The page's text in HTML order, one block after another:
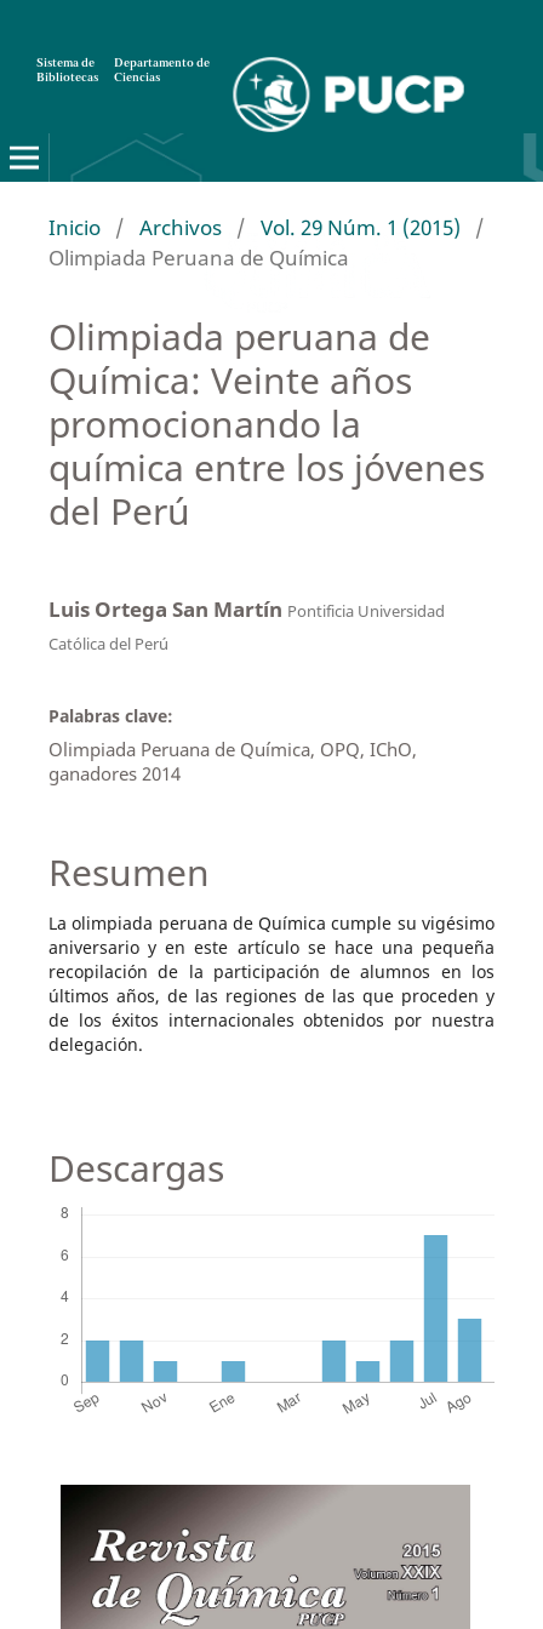
Sistema de
Bibliotecas
Departamento de
Ciencias
Inicio / Archivos / Vol. 29 Núm. 1 (2015)
/
Olimpiada Peruana de Química
Olimpiada peruana de
Química: Veinte años
promocionando la
química entre los jóvenes
del Perú
Luis Ortega San Martín Pontificia Universidad
Católica del Perú
Palabras clave:
Olimpiada Peruana de Química, OPQ, IChO,
ganadores 2014
Resumen
La olimpiada peruana de Química cumple su vigésimo
aniversario y en este artículo se hace una pequeña
recopilación de la participación de alumnos en los
últimos años, de las regiones de las que proceden y
de los éxitos internacionales obtenidos por nuestra
delegación.
Descargas